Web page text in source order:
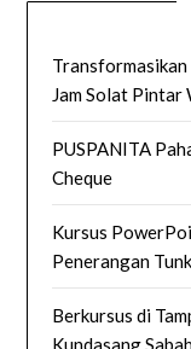
Jam Solat
PUSPANITA
Cheque
Kursus
Penerangan
Berkursus di